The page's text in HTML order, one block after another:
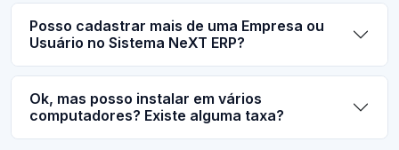
Posso cadastrar mais de uma Empresa ou
Usuário no Sistema NeXT ERP?
Ok, mas posso instalar em vários
computadores? Existe alguma taxa?